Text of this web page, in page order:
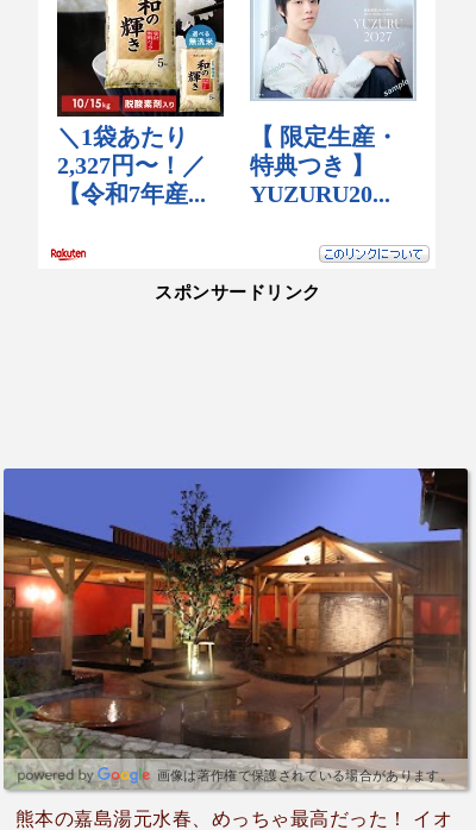
スポンサードリンク
画像は著作権で保護されている場合があります。
熊本の嘉島湯元水春、めっちゃ最高だった！ イオ